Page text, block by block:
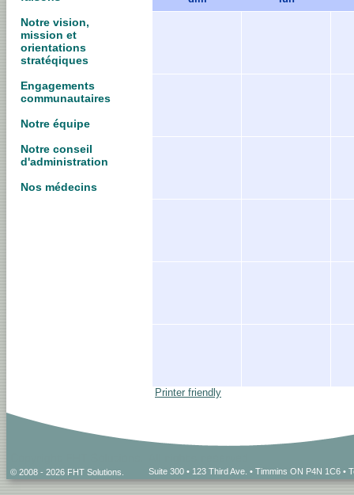
Notre vision,
mission et
orientations
stratéqiques
Engagements
communautaires
Notre équipe
Notre conseil
d'administration
Nos médecins
Printer friendly
© 2008 - 2026 FHT Solutions. Suite 300 • 123 Third Ave. • Timmins ON P4N 1C6 •